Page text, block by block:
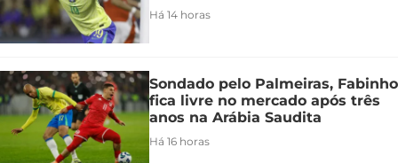
Há 14 horas
Sondado pelo Palmeiras, Fabinho
fica livre no mercado após três
anos na Arábia Saudita
Há 16 horas